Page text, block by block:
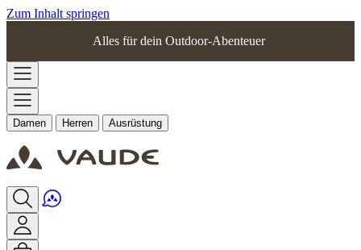
Zum Inhalt springen
Alles für dein Outdoor-Abenteuer
Damen Herren Ausrüstung